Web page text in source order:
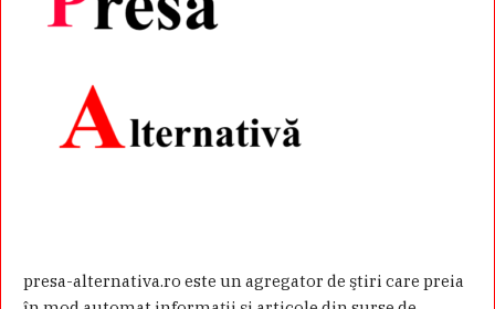
presa-alternativa.ro este un agregator de ştiri care preia